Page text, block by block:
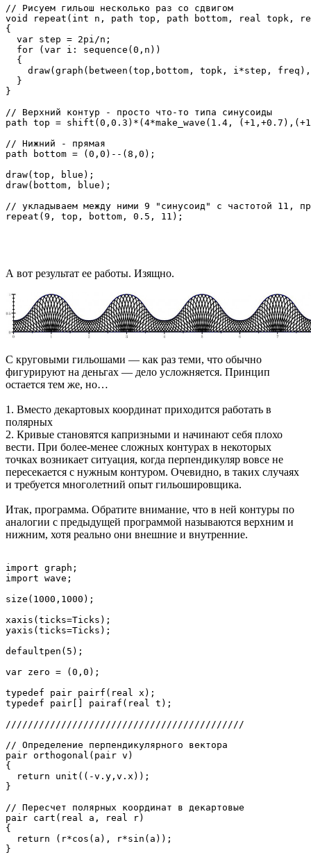
// Рисуем гильош несколько раз со сдвигом
void repeat(int n, path top, path bottom, real topk,
{
  var step = 2pi/n;
  for (var i: sequence(0,n))
  {
draw(graph(between(top,bottom, topk, i*step,
  }
}
// Верхний контур - просто что-то типа синусоиды
path top = shift(0,0.3)*(4*make_wave(1.4,
// Нижний - прямая
path bottom = (0,0)--(8,0);
draw(top, blue);
draw(bottom, blue);
// укладываем между ними 9 "синусоид" с частотой 11,
А вот результат ее работы. Изящно.
С круговыми гильошами — как раз теми, что обычно
фигурируют на деньгах — дело усложняется. Принцип
остается тем же, но…
1. Вместо декартовых координат приходится работать в
полярных
2. Кривые становятся капризными и начинают себя плохо
вести. При более-менее сложных контурах в некоторых
точках возникает ситуация, когда перпендикуляр вовсе не
пересекается с нужным контуром. Очевидно, в таких случаях
и требуется многолетний опыт гильошировщика.
Итак, программа. Обратите внимание, что в ней контуры по
аналогии с предыдущей программой называются верхним и
нижним, хотя реально они внешние и внутренние.
import graph;
import wave;
size(1000,1000);
xaxis(ticks=Ticks);
yaxis(ticks=Ticks);
defaultpen(5);
var zero = (0,0);
typedef pair pairf(real x);
typedef pair[] pairaf(real t);
///////////////////////////////////////////
// Определение перпендикулярного вектора
pair orthogonal(pair v)
{
  return unit((-v.y,v.x));
}
// Пересчет полярных координат в декартовые
pair cart(real a, real r)
{
  return (r*cos(a), r*sin(a));
}